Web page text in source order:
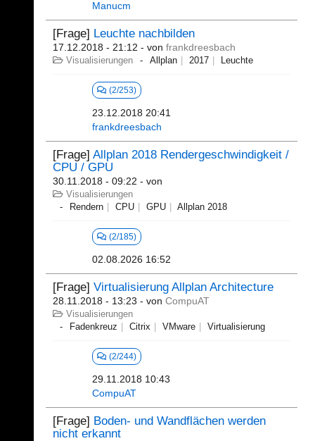
Manucm
[Frage] Leuchte nachbilden
17.12.2018 - 21:12 - von frankdreesbach
Visualisierungen Allplan 2017 Leuchte
(2/253)
23.12.2018 20:41
frankdreesbach
[Frage] Allplan 2018 Rendergeschwindigkeit /
CPU / GPU
30.11.2018 - 09:22 - von
Visualisierungen
Rendern
CPU GPU Allplan 2018
(2/185)
02.08.2026 16:52
[Frage] Virtualisierung Allplan Architecture
28.11.2018 - 13:23 - von CompuAT
Visualisierungen
Fadenkreuz
Citrix VMware Virtualisierung
(2/244)
29.11.2018 10:43
CompuAT
[Frage] Boden- und Wandflächen werden
nicht erkannt